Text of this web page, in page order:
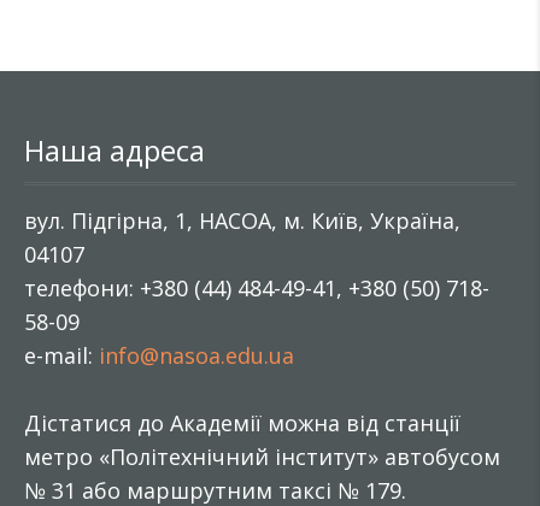
Наша адреса
вул. Підгірна, 1, НАСОА, м. Київ, Україна,
04107
телефони: +380 (44) 484-49-41, +380 (50) 718-
58-09
e-mail: info@nasoa.edu.ua
Дістатися до Академії можна від станції
метро «Політехнічний інститут» автобусом
№ 31 або маршрутним таксі № 179.